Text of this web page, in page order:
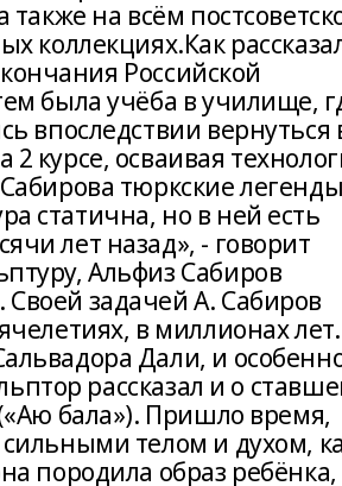
на всём
коллекциях.Как
Российской
была учёба в училище,
впоследствии вернуться
курсе, осваивая
тюркские
статична, но в ней есть
лет назад», - говорит
Альфиз Сабиров
задачей А. Сабиров
в миллионах лет.
Дали, и
рассказал и о
бала»). Пришло время,
телом и духом,
породила образ ребёнка,